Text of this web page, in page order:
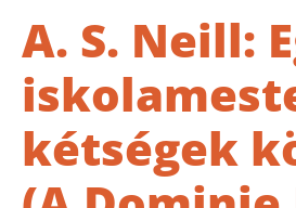
A. S. Neill:
kétségek